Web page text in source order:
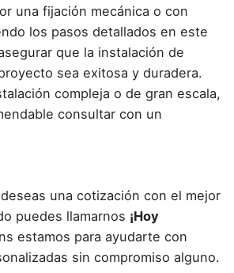
una fijación mecánica o con
los pasos detallados en este
que la instalación de
sea exitosa y duradera.
compleja o de gran escala,
consultar con un
una cotización con el mejor
puedes llamarnos ¡Hoy
estamos para ayudarte con
sin compromiso alguno.